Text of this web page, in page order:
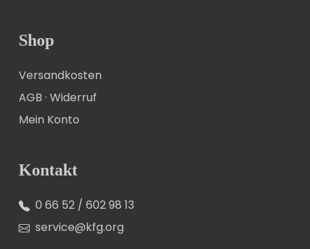
Shop
Versandkosten
AGB · Widerruf
Mein Konto
Kontakt
0 66 52 / 602 98 13
service@kfg.org